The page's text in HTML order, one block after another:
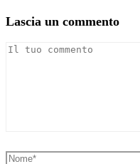
Lascia un commento